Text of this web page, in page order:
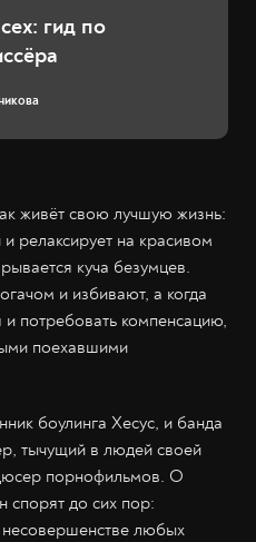
гид по
живёт свою лучшую жизнь:
релаксирует на красивом
куча безумцев.
и избивают, а когда
и потребовать компенсацию,
поехавшими
боулинга Хесус, и банда
тычущий в людей своей
порнофильмов. О
спорят до сих пор:
любых